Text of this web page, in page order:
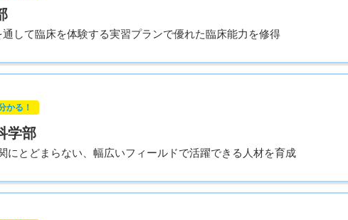
通して臨床を体験する実習プランで優れた臨床能力を修得
かる！
学部
にとどまらない、幅広いフィールドで活躍できる人材を育成